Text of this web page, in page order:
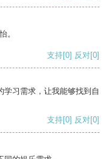
。
支持[0] 反对[0]
学习需求，让我能够找到自
支持[0] 反对[0]